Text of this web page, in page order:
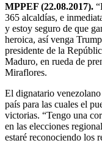
MPPEF (22.08.2017).
365 alcaldías, e
y estoy seguro de que
heroica, así venga
presidente de la
Maduro, en rueda de
Miraflores.
El dignatario
país para las cuales el
victorias. “Tengo una
en las elecciones
estaré reconociendo los